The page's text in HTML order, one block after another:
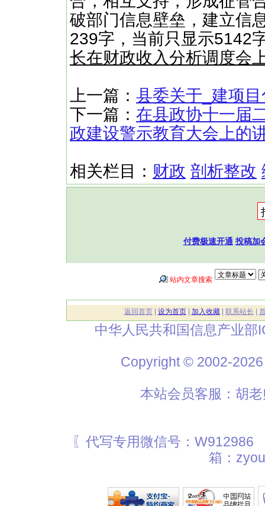
破部门信息壁垒，建立
239字，当前只显示5142
长在财政收入分析调度会
上一篇： 县委关于_建项
下一篇： 在县政协十一届
政建设警示教育大会上的
相关栏目： 财政 剖析整改
付费极速开通 投稿加
站内文章搜索
返回首页| 设为首页| 加入收藏| 联系站长
中华人民共和国信息产业部
Copyright © 2002-
本站会员客服：胡
〖代写专用微信号：
箱：